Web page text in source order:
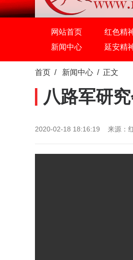
网站首页
红色精
新闻中心
延安精
首页 / 新闻中心 / 正文
八路军研
2020-02-18 18:16:19 来源：